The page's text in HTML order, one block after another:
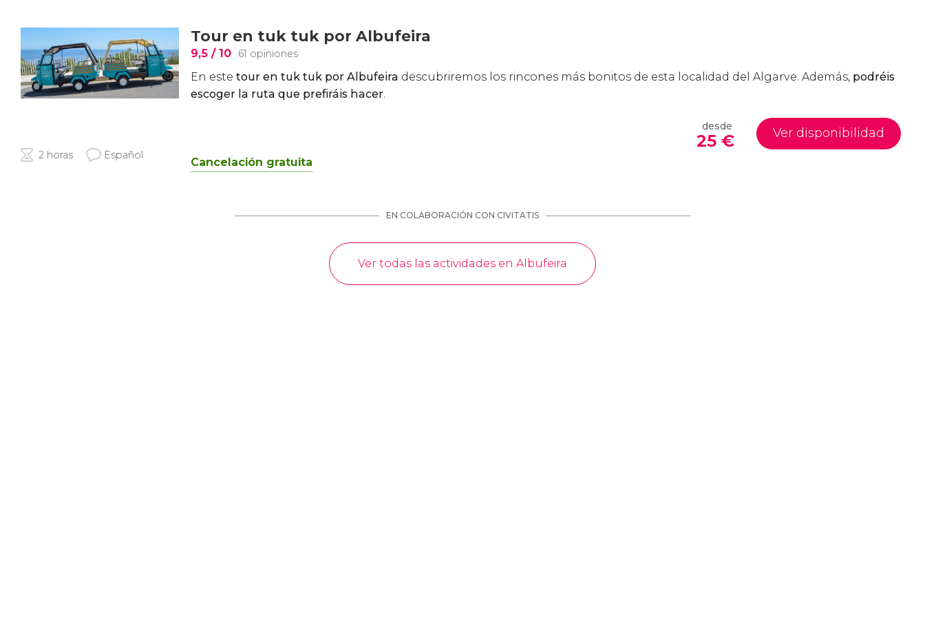
Tour en tuk tuk por Albufeira
9,5 / 10 61 opiniones
En este tour en tuk tuk por Albufeira descubriremos los rincones más bonitos de esta localidad del Algarve. Además, podréis
escoger la ruta que prefiráis hacer.
2 horas Español
desde
25 € Ver disponibilidad
Cancelación gratuita
EN COLABORACIÓN CON CIVITATIS
Ver todas las actividades en Albufeira